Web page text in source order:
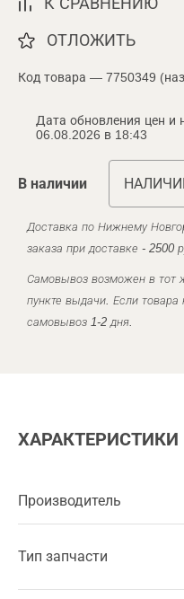
К СРАВНЕНИЮ
ОТЛОЖИТЬ
Код товара — 7750349
Дата обновления цен и
06.08.2026 в 18:43
В наличии
Доставка по Нижнему
заказа при доставке - 2500
Самовывоз возможен в тот
пункте выдачи. Если
самовывоз 1-2 дня.
ХАРАКТЕРИСТИКИ
Производитель
Тип запчасти